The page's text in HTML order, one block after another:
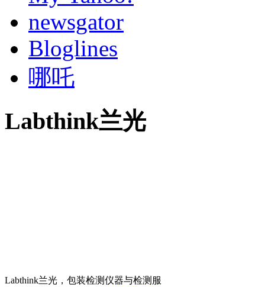
newsgator
Bloglines
哪吒
Labthink兰光
Labthink兰光，包装检测仪器与检测服